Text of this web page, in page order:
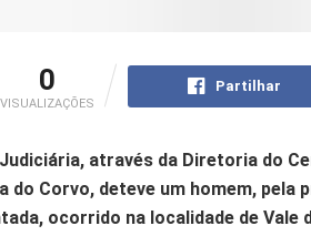
0
VISUALIZAÇÕES
Partilhar
através da Diretoria do
do Corvo, deteve um homem,
ocorrido na localidade de Vale